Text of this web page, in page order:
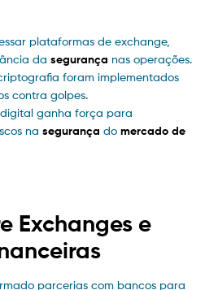
plataformas de exchange,
da segurança nas operações.
foram implementados
contra golpes.
ganha força para
na segurança do mercado de
Exchanges e
parcerias com bancos para